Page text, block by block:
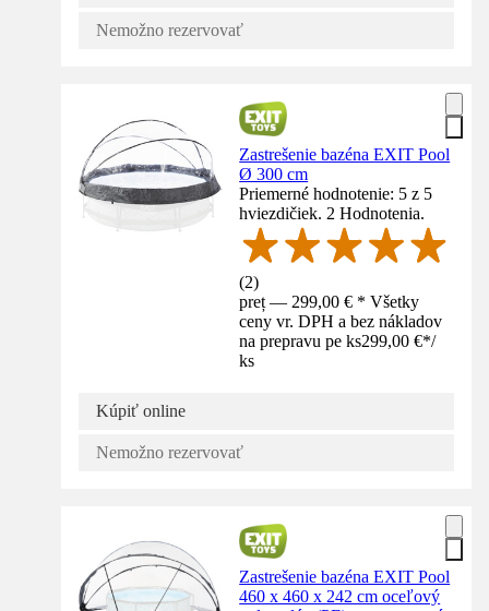
Nemožno rezervovať
Zastrešenie bazéna EXIT Pool
Ø 300 cm
Priemerné hodnotenie: 5 z 5
hviezdičiek. 2 Hodnotenia.
(2)
preț — 299,00 € * Všetky
ceny vr. DPH a bez nákladov
na prepravu pe ks299,00 €*/
ks
Kúpiť online
Nemožno rezervovať
Zastrešenie bazéna EXIT Pool
460 x 460 x 242 cm oceľový